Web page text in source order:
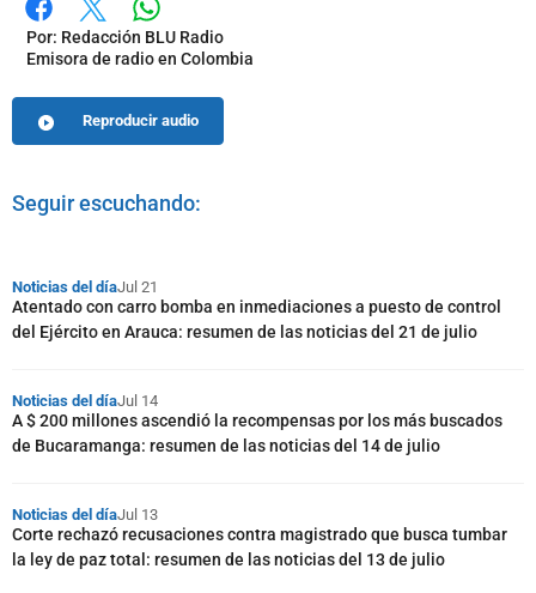
Facebook
X Whatsapp
Por: Redacción BLU Radio
Emisora de radio en Colombia
Reproducir audio
Seguir escuchando:
Noticias del díaJul 21
Atentado con carro bomba en inmediaciones a puesto de control
del Ejército en Arauca: resumen de las noticias del 21 de julio
Noticias del díaJul 14
A $ 200 millones ascendió la recompensas por los más buscados
de Bucaramanga: resumen de las noticias del 14 de julio
Noticias del díaJul 13
Corte rechazó recusaciones contra magistrado que busca tumbar
la ley de paz total: resumen de las noticias del 13 de julio